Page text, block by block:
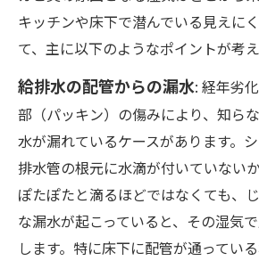
キッチンや床下で潜んでいる見えに
て、主に以下のようなポイントが考え
給排水の配管からの漏水: 経年劣
部（パッキン）の傷みにより、知ら
水が漏れているケースがあります。
排水管の根元に水滴が付いていない
ぽたぽたと滴るほどではなくても、
な漏水が起こっていると、その湿気
します。特に床下に配管が通ってい